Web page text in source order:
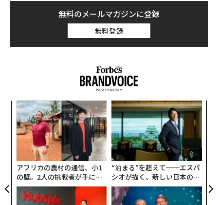
無料のメールマガジンに登録
無料登録
アフリカの農村の通信、小1
の壁。2人の挑戦者が手にし
た「次なる武器」
“泊まる”を超えて──エスパ
シオが描く、新しい日本のラ
グジュアリー（前編）